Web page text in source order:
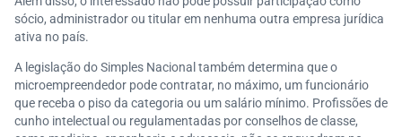
sócio, administrador ou titular em nenhuma outra empresa jurídica
ativa no país.
A legislação do Simples Nacional também determina que o
microempreendedor pode contratar, no máximo, um funcionário
que receba o piso da categoria ou um salário mínimo. Profissões de
cunho intelectual ou regulamentadas por conselhos de classe,